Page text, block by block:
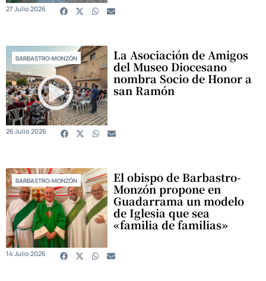
27 Julio 2026
BARBASTRO-MONZÓN La Asociación de Amigos
del Museo Diocesano
nombra Socio de Honor a
san Ramón
26 Julio 2026
BARBASTRO-MONZÓN El obispo de Barbastro-
Monzón propone en
Guadarrama un modelo
de Iglesia que sea
«familia de familias»
14 Julio 2026